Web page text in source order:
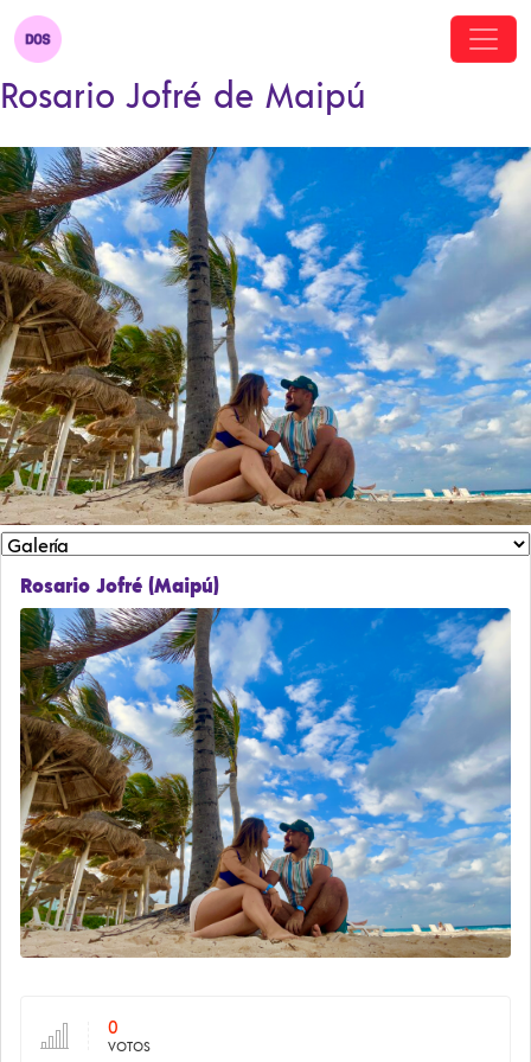
Rosario Jofré de Maipú
Rosario Jofré (Maipú)
0
VOTOS